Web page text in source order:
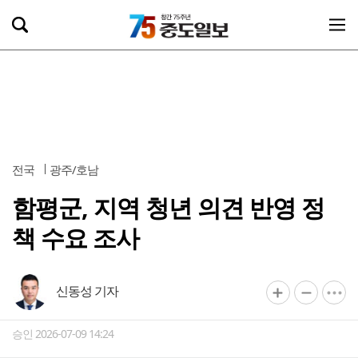
전국 광주/호남
함평군, 지역 청년 의견 반영 정
책 수요 조사
신동성 기자
승인 2026-07-09 14:24